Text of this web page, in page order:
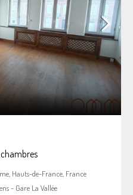
Hauts-de-France, France
- Gare La Vallée